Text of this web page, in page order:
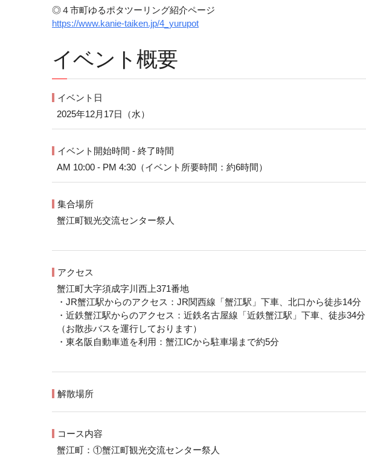
◎４市町ゆるポタツーリング紹介ページ
https://www.kanie-taiken.jp/4_yurupot
イベント概要
イベント日
2025年12月17日（水）
イベント開始時間 - 終了時間
AM 10:00 - PM 4:30（イベント所要時間：約6時間）
集合場所
蟹江町観光交流センター祭人
アクセス
蟹江町大字須成字川西上371番地
・JR蟹江駅からのアクセス：JR関西線「蟹江駅」下車、北口から徒歩14分
・近鉄蟹江駅からのアクセス：近鉄名古屋線「近鉄蟹江駅」下車、徒歩34分
（お散歩バスを運行しております）
・東名阪自動車道を利用：蟹江ICから駐車場まで約5分
解散場所
コース内容
蟹江町：①蟹江町観光交流センター祭人